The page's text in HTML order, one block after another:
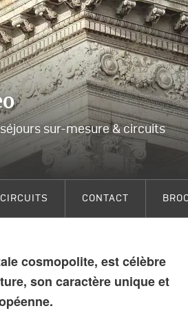
sur-mesure & circuits
CIRCUITS CONTACT
cosmopolite, est célèbre
son caractère unique et